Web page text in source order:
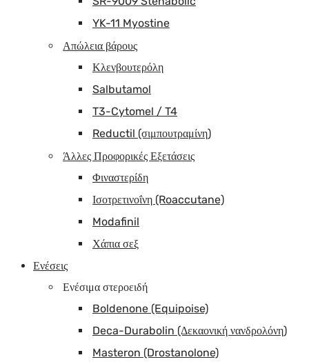
YK-11 Myostine
Απώλεια βάρους
Κλενβουτερόλη
Salbutamol
T3-Cytomel / T4
Reductil (σιμπουτραμίνη)
Άλλες Προφορικές Εξετάσεις
Φιναστερίδη
Ισοτρετινοΐνη (Roaccutane)
Modafinil
Χάπια σεξ
Ενέσεις
Ενέσιμα στεροειδή
Boldenone (Equipoise)
Deca-Durabolin (Δεκαονική νανδρολόνη)
Masteron (Drostanolone)